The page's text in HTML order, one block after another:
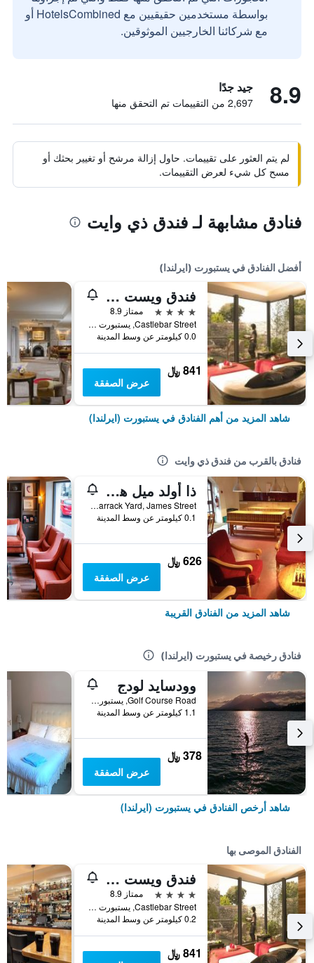
بواسطة مستخدمين حقيقيين مع HotelsCombined أو
مع شركائنا الخارجيين الموثوقين.
8.9 جيد جدًا
2,697 من التقييمات تم التحقق منها
لم يتم العثور على تقييمات. حاول إزالة مرشح أو تغيير بحثك أو
مسح كل شيء لعرض التقييمات.
فنادق مشابهة لـ فندق ذي وايت
أفضل الفنادق في يستبورت (ايرلندا)
فندق ويست بورت بلازا، سبا ولايجر
4 نجوم
ممتاز 8.9
Castlebar Street, يستبورت (ايرلندا), أيرلندا
0.0 كيلومتر عن وسط المدينة
841 ﷼
عرض الصفقة
شاهد المزيد من أهم الفنادق في يستبورت (ايرلندا)
فنادق بالقرب من فندق ذي وايت
ذا أولد ميل هوليداي هوستل
Barrack Yard, James Street, يستبورت (ايرلندا), أيرلندا
0.1 كيلومتر عن وسط المدينة
626 ﷼
عرض الصفقة
شاهد المزيد من الفنادق القريبة
فنادق رخيصة في يستبورت (ايرلندا)
وودسايد لودج
Golf Course Road, يستبورت (ايرلندا), أيرلندا
1.1 كيلومتر عن وسط المدينة
378 ﷼
عرض الصفقة
شاهد أرخص الفنادق في يستبورت (ايرلندا)
الفنادق الموصى بها
فندق ويست بورت بلازا، سبا ولايجر
4 نجوم
ممتاز 8.9
Castlebar Street, يستبورت (ايرلندا), أيرلندا
0.2 كيلومتر عن وسط المدينة
841 ﷼